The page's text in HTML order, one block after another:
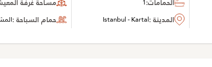
المدينة :Istanbul - Kartal حمام السباحة :